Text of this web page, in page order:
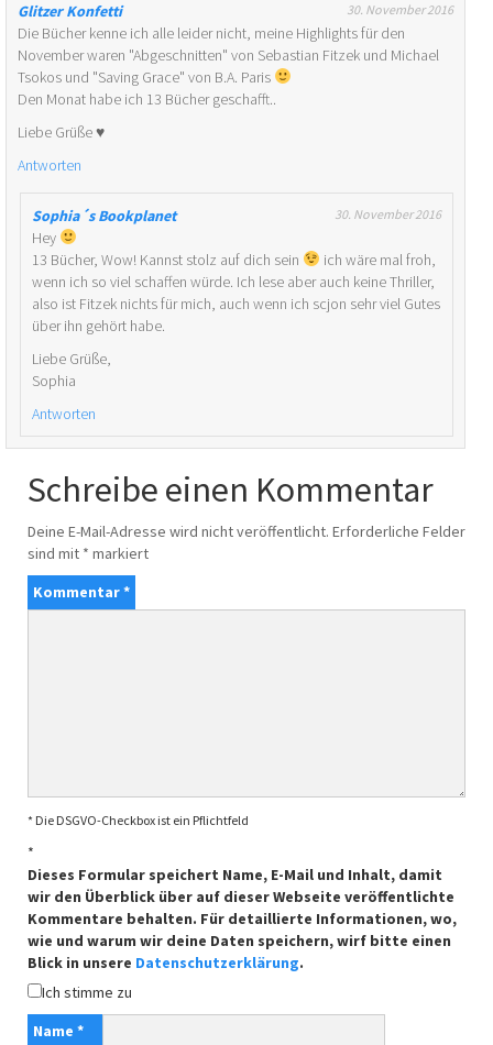
Glitzer Konfetti 30. November 2016
Die Bücher kenne ich alle leider nicht, meine Highlights für den
November waren "Abgeschnitten" von Sebastian Fitzek und Michael
Tsokos und "Saving Grace" von B.A. Paris
Den Monat habe ich 13 Bücher geschafft..
Liebe Grüße ♥
Antworten
Sophia´s Bookplanet 30. November 2016
Hey
13 Bücher, Wow! Kannst stolz auf dich sein
ich wäre mal froh,
wenn ich so viel schaffen würde. Ich lese aber auch keine Thriller,
also ist Fitzek nichts für mich, auch wenn ich scjon sehr viel Gutes
über ihn gehört habe.
Liebe Grüße,
Sophia
Antworten
Schreibe einen Kommentar
Deine E-Mail-Adresse wird nicht veröffentlicht. Erforderliche Felder
sind mit * markiert
Kommentar*
* Die DSGVO-Checkbox ist ein Pflichtfeld
*
Dieses Formular speichert Name, E-Mail und Inhalt, damit
wir den Überblick über auf dieser Webseite veröffentlichte
Kommentare behalten. Für detaillierte Informationen, wo,
wie und warum wir deine Daten speichern, wirf bitte einen
Blick in unsere Datenschutzerklärung.
Ich stimme zu
Name *